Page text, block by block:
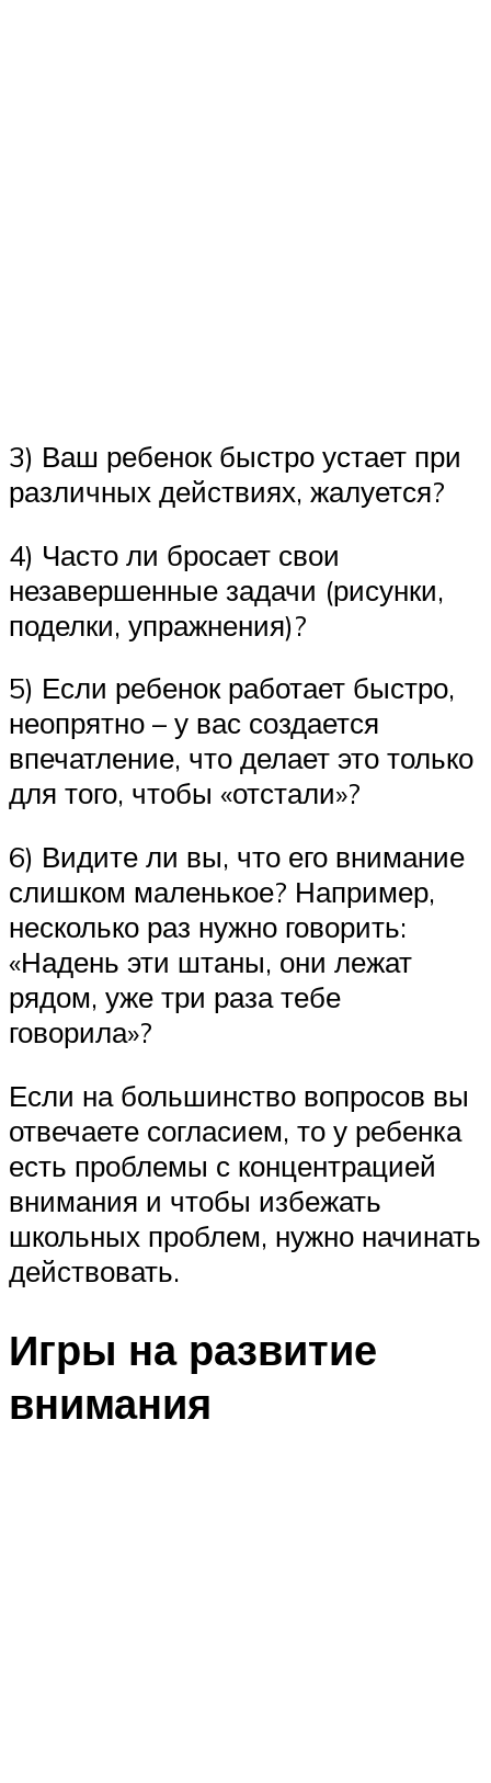
3) Ваш ребенок быстро устает при
различных действиях, жалуется?
4) Часто ли бросает свои
незавершенные задачи (рисунки,
поделки, упражнения)?
5) Если ребенок работает быстро,
неопрятно – у вас создается
впечатление, что делает это только
для того, чтобы «отстали»?
6) Видите ли вы, что его внимание
слишком маленькое? Например,
несколько раз нужно говорить:
«Надень эти штаны, они лежат
рядом, уже три раза тебе
говорила»?
Если на большинство вопросов вы
отвечаете согласием, то у ребенка
есть проблемы с концентрацией
внимания и чтобы избежать
школьных проблем, нужно начинать
действовать.
Игры на развитие
внимания